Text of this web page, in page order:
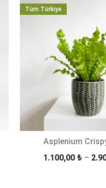
Tüm Türkiye
Asplenium
1.100,00 ₺ –